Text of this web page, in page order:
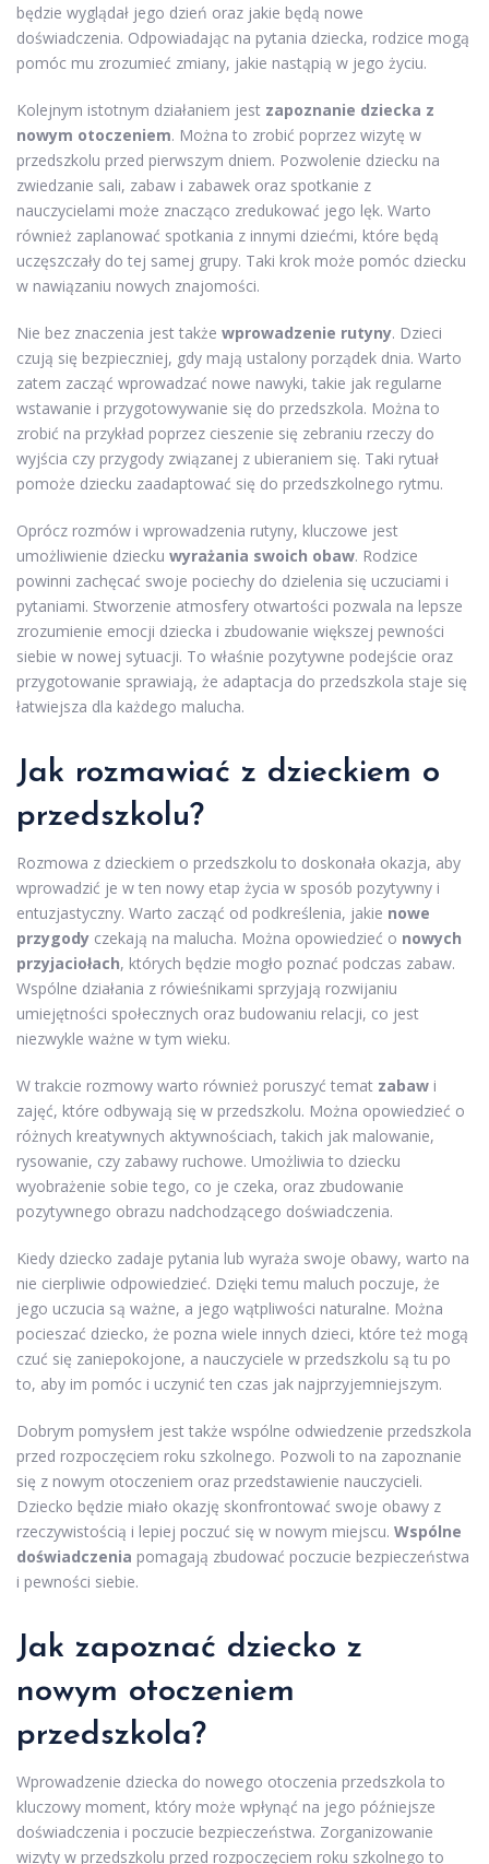
będzie wyglądał jego dzień oraz jakie będą nowe
doświadczenia. Odpowiadając na pytania dziecka, rodzice mogą
pomóc mu zrozumieć zmiany, jakie nastąpią w jego życiu.
Kolejnym istotnym działaniem jest zapoznanie dziecka z
nowym otoczeniem. Można to zrobić poprzez wizytę w
przedszkolu przed pierwszym dniem. Pozwolenie dziecku na
zwiedzanie sali, zabaw i zabawek oraz spotkanie z
nauczycielami może znacząco zredukować jego lęk. Warto
również zaplanować spotkania z innymi dziećmi, które będą
uczęszczały do tej samej grupy. Taki krok może pomóc dziecku
w nawiązaniu nowych znajomości.
Nie bez znaczenia jest także wprowadzenie rutyny. Dzieci
czują się bezpieczniej, gdy mają ustalony porządek dnia. Warto
zatem zacząć wprowadzać nowe nawyki, takie jak regularne
wstawanie i przygotowywanie się do przedszkola. Można to
zrobić na przykład poprzez cieszenie się zebraniu rzeczy do
wyjścia czy przygody związanej z ubieraniem się. Taki rytuał
pomoże dziecku zaadaptować się do przedszkolnego rytmu.
Oprócz rozmów i wprowadzenia rutyny, kluczowe jest
umożliwienie dziecku wyrażania swoich obaw. Rodzice
powinni zachęcać swoje pociechy do dzielenia się uczuciami i
pytaniami. Stworzenie atmosfery otwartości pozwala na lepsze
zrozumienie emocji dziecka i zbudowanie większej pewności
siebie w nowej sytuacji. To właśnie pozytywne podejście oraz
przygotowanie sprawiają, że adaptacja do przedszkola staje się
łatwiejsza dla każdego malucha.
Jak rozmawiać z dzieckiem o
przedszkolu?
Rozmowa z dzieckiem o przedszkolu to doskonała okazja, aby
wprowadzić je w ten nowy etap życia w sposób pozytywny i
entuzjastyczny. Warto zacząć od podkreślenia, jakie nowe
przygody czekają na malucha. Można opowiedzieć o nowych
przyjaciołach, których będzie mogło poznać podczas zabaw.
Wspólne działania z rówieśnikami sprzyjają rozwijaniu
umiejętności społecznych oraz budowaniu relacji, co jest
niezwykle ważne w tym wieku.
W trakcie rozmowy warto również poruszyć temat zabaw i
zajęć, które odbywają się w przedszkolu. Można opowiedzieć o
różnych kreatywnych aktywnościach, takich jak malowanie,
rysowanie, czy zabawy ruchowe. Umożliwia to dziecku
wyobrażenie sobie tego, co je czeka, oraz zbudowanie
pozytywnego obrazu nadchodzącego doświadczenia.
Kiedy dziecko zadaje pytania lub wyraża swoje obawy, warto na
nie cierpliwie odpowiedzieć. Dzięki temu maluch poczuje, że
jego uczucia są ważne, a jego wątpliwości naturalne. Można
pocieszać dziecko, że pozna wiele innych dzieci, które też mogą
czuć się zaniepokojone, a nauczyciele w przedszkolu są tu po
to, aby im pomóc i uczynić ten czas jak najprzyjemniejszym.
Dobrym pomysłem jest także wspólne odwiedzenie przedszkola
przed rozpoczęciem roku szkolnego. Pozwoli to na zapoznanie
się z nowym otoczeniem oraz przedstawienie nauczycieli.
Dziecko będzie miało okazję skonfrontować swoje obawy z
rzeczywistością i lepiej poczuć się w nowym miejscu. Wspólne
doświadczenia pomagają zbudować poczucie bezpieczeństwa
i pewności siebie.
Jak zapoznać dziecko z
nowym otoczeniem
przedszkola?
Wprowadzenie dziecka do nowego otoczenia przedszkola to
kluczowy moment, który może wpłynąć na jego późniejsze
doświadczenia i poczucie bezpieczeństwa. Zorganizowanie
wizyty w przedszkolu przed rozpoczęciem roku szkolnego to